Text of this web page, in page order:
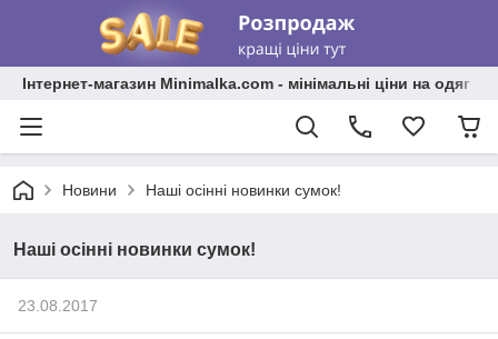
Інтернет-магазин Minimalka.com - мінімальні ціни на одяг
Новини Наші осінні новинки сумок!
Наші осінні новинки сумок!
23.08.2017